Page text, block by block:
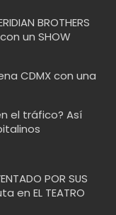
BROTHERS
un SHOW
CDMX con una
el tráfico? Así
POR SUS
en EL TEATRO